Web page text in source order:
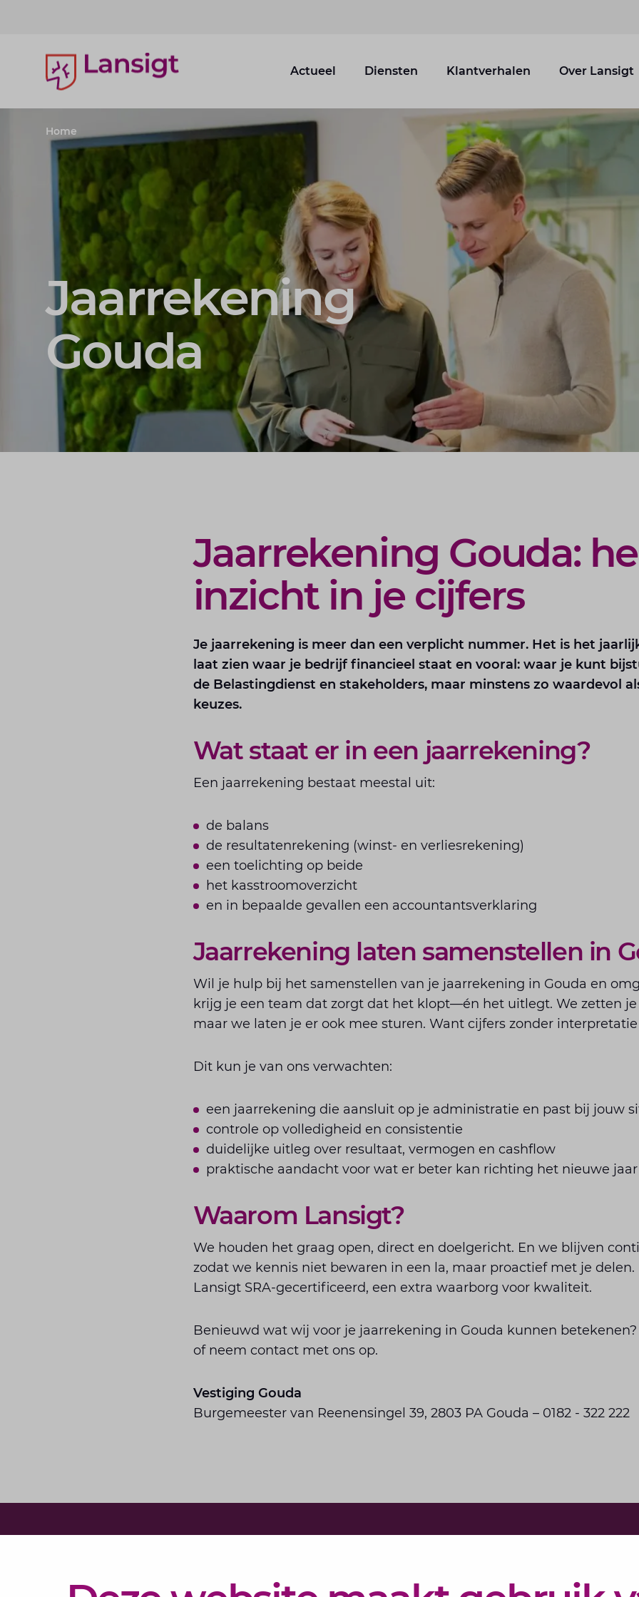
Lansigt Accountants logo
Actueel Diensten Klantverhalen Over Lansigt
Home
Jaarrekening
Gouda
Jaarrekening Gouda:
inzicht in je cijfers
Je jaarrekening is meer dan een verplicht nummer. Het is het
laat zien waar je bedrijf financieel staat en vooral: waar je kunt
de Belastingdienst en stakeholders, maar minstens zo waardevol
keuzes.
Wat staat er in een jaarrekening?
Een jaarrekening bestaat meestal uit:
de balans
de resultatenrekening (winst- en verliesrekening)
een toelichting op beide
het kasstroomoverzicht
en in bepaalde gevallen een accountantsverklaring
Jaarrekening laten samenstellen in
Wil je hulp bij het samenstellen van je jaarrekening in Gouda en
krijg je een team dat zorgt dat het klopt—én het uitlegt. We zetten je
maar we laten je er ook mee sturen. Want cijfers zonder
Dit kun je van ons verwachten:
een jaarrekening die aansluit op je administratie en past bij jouw
controle op volledigheid en consistentie
duidelijke uitleg over resultaat, vermogen en cashflow
praktische aandacht voor wat er beter kan richting het nieuwe jaar
Waarom Lansigt?
We houden het graag open, direct en doelgericht. En we blijven
zodat we kennis niet bewaren in een la, maar proactief met je delen.
Lansigt SRA-gecertificeerd, een extra waarborg voor kwaliteit.
Benieuwd wat wij voor je jaarrekening in Gouda kunnen
of neem contact met ons op.
Vestiging Gouda
Burgemeester van Reenensingel 39, 2803 PA Gouda – 0182 - 322 222
Actueel
Elke